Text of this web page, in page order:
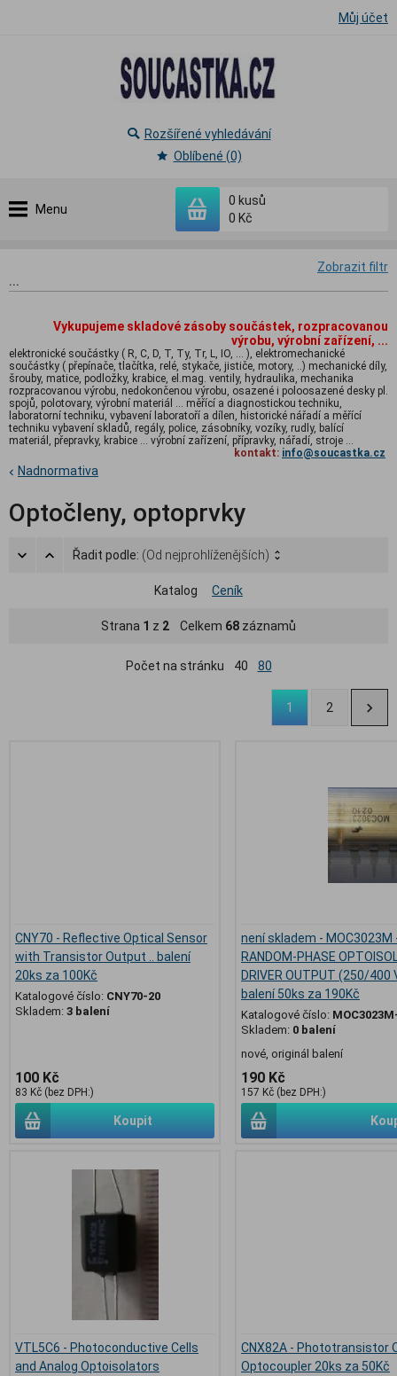
Můj účet
Menu
0 kusů
0 Kč
Rozšířené vyhledávání
Oblíbené (0)
Zobrazit filtr
...
Vykupujeme skladové zásoby součástek, rozpracovanou
výrobu, výrobní zařízení, ...
elektronické součástky ( R, C, D, T, Ty, Tr, L, IO, ... ), elektromechanické
součástky ( přepínače, tlačítka, relé, stykače, jističe, motory, ..) mechanické díly,
šrouby, matice, podložky, krabice, el.mag. ventily, hydraulika, mechanika
rozpracovanou výrobu, nedokončenou výrobu, osazené i poloosazené desky pl.
spojů, polotovary, výrobní materiál ... měřící a diagnostickou techniku,
laboratorní techniku, vybavení laboratoří a dílen, historické nářadí a měřící
techniku vybavení skladů, regály, police, zásobníky, vozíky, rudly, balící
materiál, přepravky, krabice ... výrobní zařízení, přípravky, nářadí, stroje ...
kontakt: info@soucastka.cz
Nadnormativa
Optočleny, optoprvky
Řadit podle: (Od nejprohlíženějších)
Katalog Ceník
Strana 1 z 2 Celkem 68 záznamů
Počet na stránku 40 80
1 2
CNY70 - Reflective Optical Sensor
with Transistor Output .. balení
20ks za 100Kč
Katalogové číslo: CNY70-20
Skladem: 3 balení
100 Kč
83 Kč (bez DPH:)
Koupit
není skladem - MOC3023M
RANDOM-PHASE
DRIVER OUTPUT (250/400
balení 50ks za 190Kč
Katalogové číslo:
Skladem: 0 balení
nové, originál balení
190 Kč
157 Kč (bez DPH:)
VTL5C6 - Photoconductive Cells
and Analog Optoisolators
CNX82A - Phototransistor
Optocoupler 20ks za 50Kč